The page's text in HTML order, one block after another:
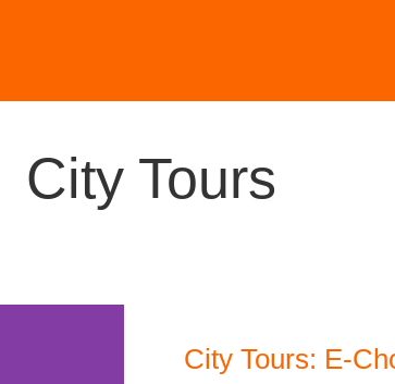
City Tours
City Tours: E-